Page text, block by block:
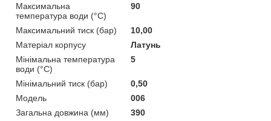
Максимальна
температура води (°C)
90
Максимальний тиск (бар)
10,00
Матеріал корпусу
Латунь
Мінімальна температура
води (°C)
5
Мінімальний тиск (бар)
0,50
Мoдель
006
Загальна довжина (мм)
390